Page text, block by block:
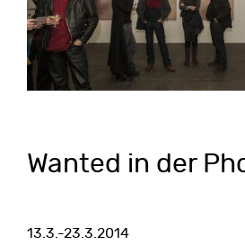
Wanted in der
13.3.-23.3.2014